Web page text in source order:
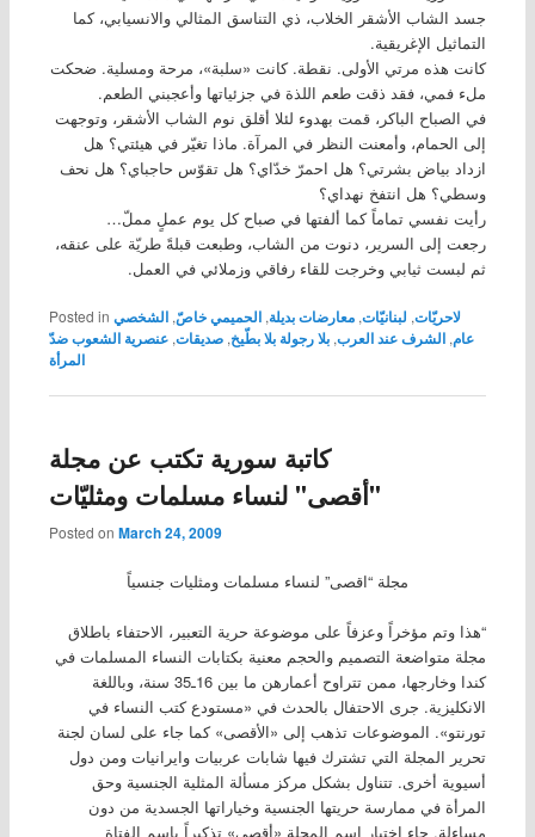
جسد الشاب الأشقر الخلاب، ذي التناسق المثالي والانسيابي، كما
التماثيل الإغريقية.
كانت هذه مرتي الأولى. نقطة. كانت «سلبة»، مرحة ومسلية. ضحكت
ملء فمي، فقد ذقت طعم اللذة في جزئياتها وأعجبني الطعم.
في الصباح الباكر، قمت بهدوء لئلا أقلق نوم الشاب الأشقر، وتوجهت
إلى الحمام، وأمعنت النظر في المرآة. ماذا تغيّر في هيئتي؟ هل
ازداد بياض بشرتي؟ هل احمرّ خدّاي؟ هل تقوّس حاجباي؟ هل نحف
وسطي؟ هل انتفخ نهداي؟
رأيت نفسي تماماً كما ألفتها في صباح كل يوم عملٍ مملّ…
رجعت إلى السرير، دنوت من الشاب، وطبعت قبلةً طريّة على عنقه،
ثم لبست ثيابي وخرجت للقاء رفاقي وزملائي في العمل.
Posted in لاحريّات, لبنانيّات,معارضات بديلة,الحميمي خاصّ,الشخصي
عام,الشرف عند العرب,بلا رجولة بلا بطّيخ,صديقات,عنصرية الشعوب ضدّ
المرأة
كاتبة سورية تكتب عن مجلة
"أقصى" لنساء مسلمات ومثليّات
Posted on March 24, 2009
مجلة “اقصى” لنساء مسلمات ومثليات جنسياً
“هذا وتم مؤخراً وعزفاً على موضوعة حرية التعبير، الاحتفاء باطلاق
مجلة متواضعة التصميم والحجم معنية بكتابات النساء المسلمات في
كندا وخارجها، ممن تتراوح أعمارهن ما بين 16ـ35 سنة، وباللغة
الانكليزية. جرى الاحتفال بالحدث في «مستودع كتب النساء في
تورنتو». الموضوعات تذهب إلى «الأقصى» كما جاء على لسان لجنة
تحرير المجلة التي تشترك فيها شابات عربيات وايرانيات ومن دول
أسيوية أخرى. تتناول بشكل مركز مسألة المثلية الجنسية وحق
المرأة في ممارسة حريتها الجنسية وخياراتها الجسدية من دون
مساءلة. جاء اختيار اسم المجلة «أقصى» تذكيراً باسم الفتاة